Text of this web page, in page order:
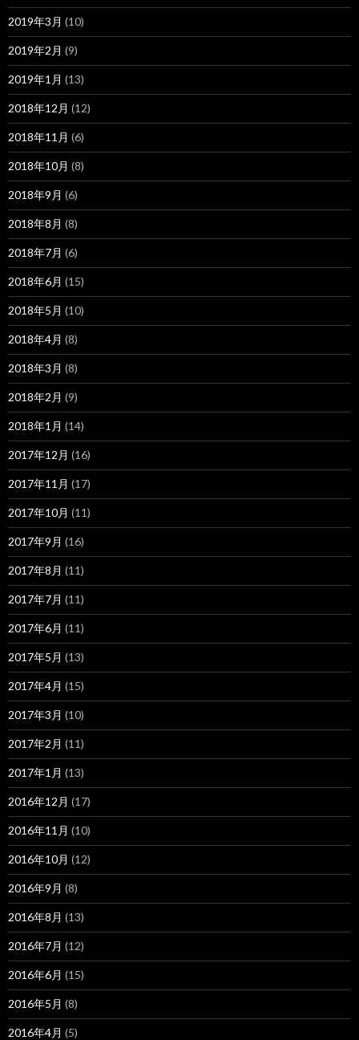
2019年3月 (10)
2019年2月 (9)
2019年1月 (13)
2018年12月 (12)
2018年11月 (6)
2018年10月 (8)
2018年9月 (6)
2018年8月 (8)
2018年7月 (6)
2018年6月 (15)
2018年5月 (10)
2018年4月 (8)
2018年3月 (8)
2018年2月 (9)
2018年1月 (14)
2017年12月 (16)
2017年11月 (17)
2017年10月 (11)
2017年9月 (16)
2017年8月 (11)
2017年7月 (11)
2017年6月 (11)
2017年5月 (13)
2017年4月 (15)
2017年3月 (10)
2017年2月 (11)
2017年1月 (13)
2016年12月 (17)
2016年11月 (10)
2016年10月 (12)
2016年9月 (8)
2016年8月 (13)
2016年7月 (12)
2016年6月 (15)
2016年5月 (8)
2016年4月 (5)